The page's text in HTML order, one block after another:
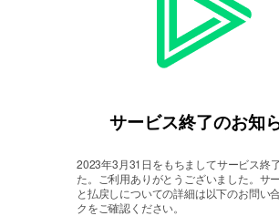
サービス終了のお知
2023年3月31日をもちましてサービス終
た。
ご利用ありがとうございました。サ
と払戻しについての詳細は以下のお問い
クをご確認ください。